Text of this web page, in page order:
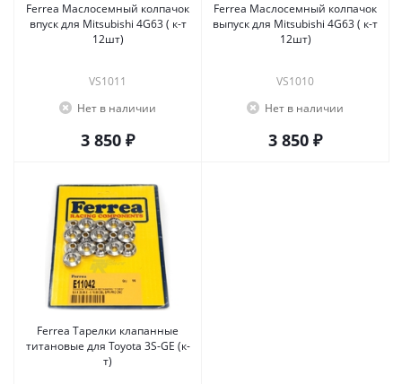
Ferrea Маслосемный колпачок
впуск для Mitsubishi 4G63 ( к-т
12шт)
VS1011
Нет в наличии
3 850 ₽
Ferrea Маслосемный колпачок
выпуск для Mitsubishi 4G63 ( к-т
12шт)
VS1010
Нет в наличии
3 850 ₽
Ferrea Тарелки клапанные
титановые для Toyota 3S-GE (к-
т)